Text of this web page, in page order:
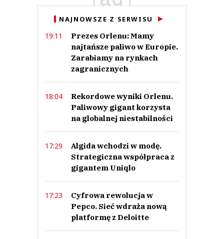
Anuluj
NAJNOWSZE Z SERWISU
19:11
Prezes Orlenu: Mamy
najtańsze paliwo w Europie.
Zarabiamy na rynkach
zagranicznych
18:04
Rekordowe wyniki Orlenu.
Paliwowy gigant korzysta
na globalnej niestabilności
17:29
Algida wchodzi w modę.
Strategiczna współpraca z
gigantem Uniqlo
17:23
Cyfrowa rewolucja w
Pepco. Sieć wdraża nową
platformę z Deloitte